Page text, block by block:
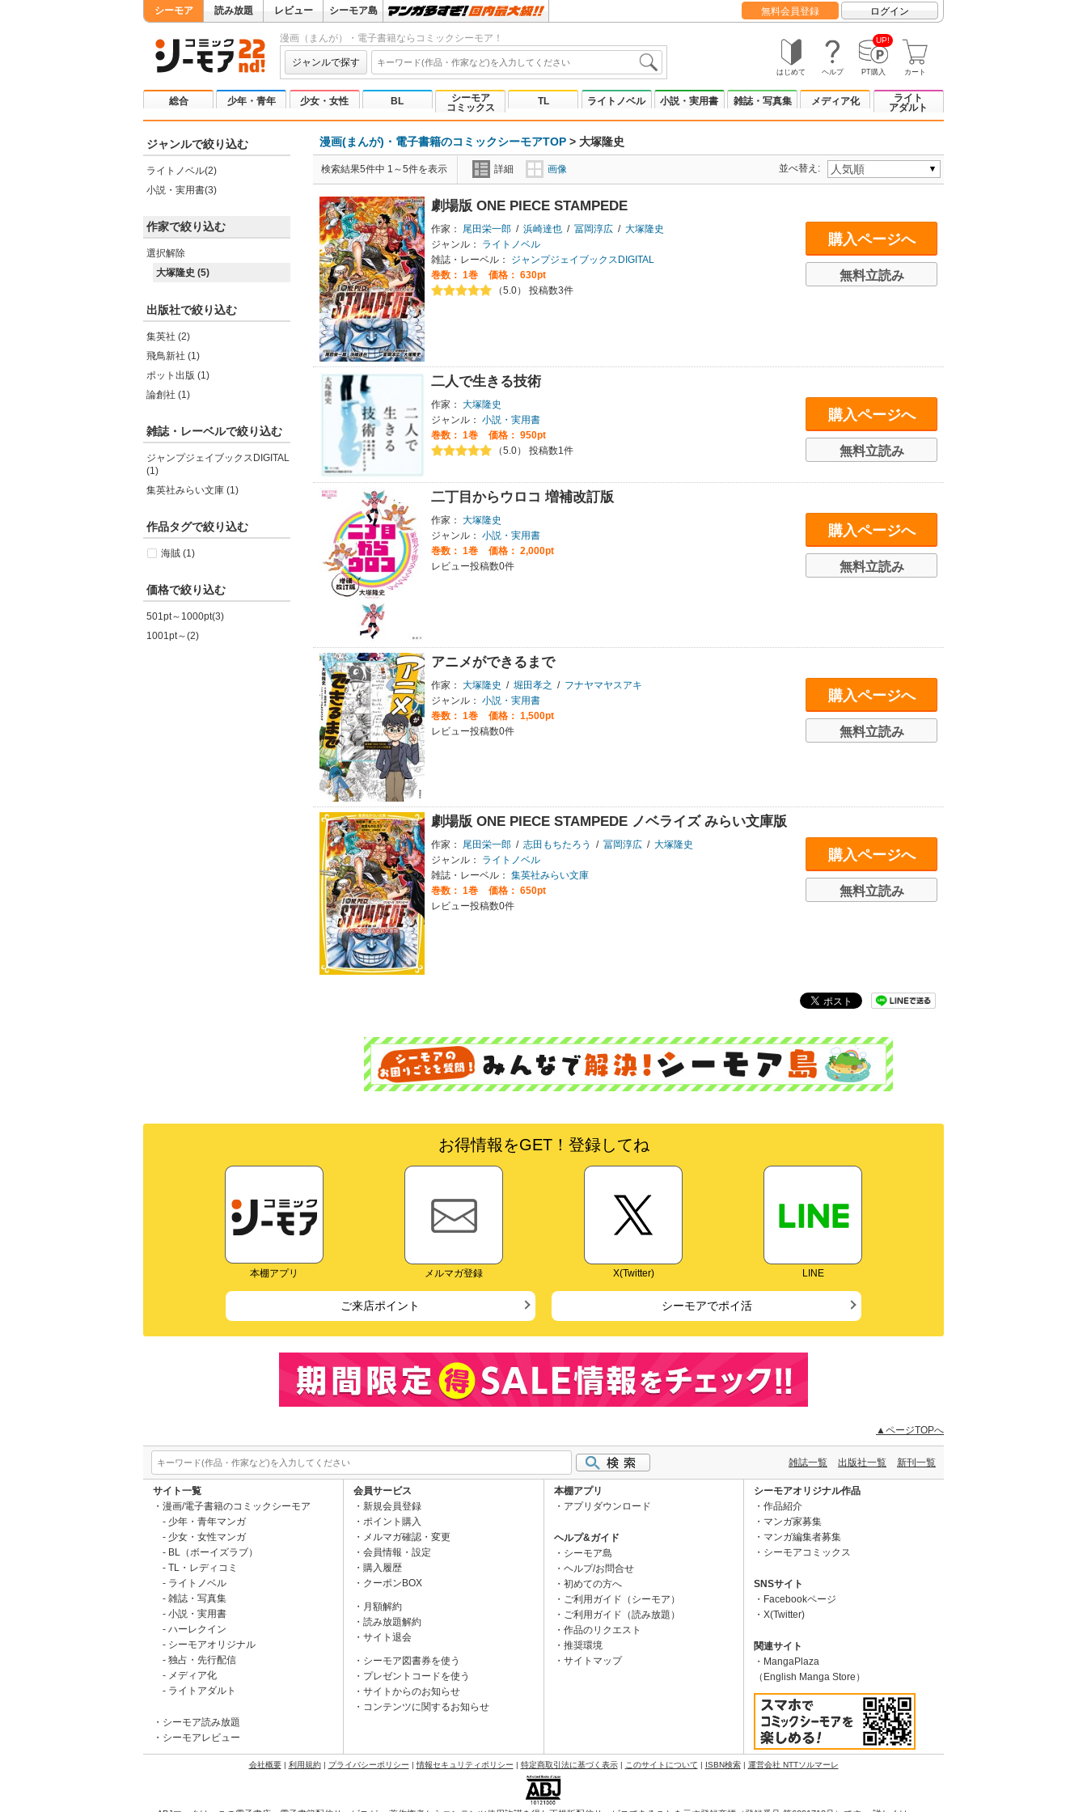
シーモア 読み放題 レビュー シーモア島 無料会員登録 ログイン
漫画（まんが）・電子書籍ならコミックシーモア！
ジャンルで探す
はじめて ヘルプ
UP!
PT購入 カート
総合 少年・青年 少女・女性 BL
シーモア
コミックス
TL ライトノベル 小説・実用書 雑誌・写真集 メディア化
ライト
アダルト
ジャンルで絞り込む
ライトノベル(2)
小説・実用書(3)
作家で絞り込む
選択解除
大塚隆史 (5)
出版社で絞り込む
集英社 (2)
飛鳥新社 (1)
ポット出版 (1)
論創社 (1)
雑誌・レーベルで絞り込む
ジャンプジェイブックスDIGITAL
(1)
集英社みらい文庫 (1)
作品タグで絞り込む
海賊 (1)
価格で絞り込む
501pt～1000pt(3)
1001pt～(2)
漫画(まんが)・電子書籍のコミックシーモアTOP > 大塚隆史
検索結果5件中 1～5件を表示 詳細 画像 並べ替え:
劇場版 ONE PIECE STAMPEDE
作家： 尾田栄一郎 / 浜崎達也 / 冨岡淳広 / 大塚隆史
ジャンル：
ライトノベル
雑誌・レーベル：
ジャンプジェイブックスDIGITAL
巻数： 1巻
価格： 630pt
（5.0） 投稿数3件
購入ページへ
無料立読み
二人で生きる技術
作家： 大塚隆史
ジャンル： 小説・実用書
巻数： 1巻
価格： 950pt
（5.0） 投稿数1件
購入ページへ
無料立読み
二丁目からウロコ 増補改訂版
作家： 大塚隆史
ジャンル： 小説・実用書
巻数： 1巻
価格： 2,000pt
レビュー投稿数0件
購入ページへ
無料立読み
アニメができるまで
作家： 大塚隆史 / 堀田孝之 / フナヤマヤスアキ
ジャンル： 小説・実用書
巻数： 1巻
価格： 1,500pt
レビュー投稿数0件
購入ページへ
無料立読み
劇場版 ONE PIECE STAMPEDE ノベライズ みらい文庫版
作家： 尾田栄一郎 / 志田もちたろう / 冨岡淳広 / 大塚隆史
ジャンル：
ライトノベル
雑誌・レーベル： 集英社みらい文庫
巻数： 1巻
価格： 650pt
レビュー投稿数0件
購入ページへ
無料立読み
お得情報をGET！登録してね
本棚アプリ メルマガ登録 X(Twitter) LINE
ご来店ポイント シーモアでポイ活
▲ページTOPへ
雑誌一覧 出版社一覧 新刊一覧
サイト一覧
漫画/電子書籍のコミックシーモア
少年・青年マンガ
少女・女性マンガ
BL（ボーイズラブ）
TL・レディコミ
ライトノベル
雑誌・写真集
小説・実用書
ハーレクイン
シーモアオリジナル
独占・先行配信
メディア化
ライトアダルト
シーモア読み放題
シーモアレビュー
会員サービス
新規会員登録
ポイント購入
メルマガ確認・変更
会員情報・設定
購入履歴
クーポンBOX
月額解約
読み放題解約
サイト退会
シーモア図書券を使う
プレゼントコードを使う
サイトからのお知らせ
コンテンツに関するお知らせ
本棚アプリ
アプリダウンロード
ヘルプ&ガイド
シーモア島
ヘルプ/お問合せ
初めての方へ
ご利用ガイド（シーモア）
ご利用ガイド（読み放題）
作品のリクエスト
推奨環境
サイトマップ
シーモアオリジナル作品
作品紹介
マンガ家募集
マンガ編集者募集
シーモアコミックス
SNSサイト
Facebookページ
X(Twitter)
関連サイト
MangaPlaza
（English Manga Store）
会社概要| 利用規約| プライバシーポリシー | 情報セキュリティポリシー | 特定商取引法に基づく表示| このサイトについて | ISBN検索| 運営会社 NTTソルマーレ